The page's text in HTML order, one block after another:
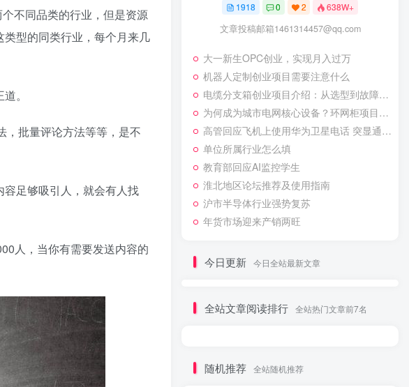
不同品类的行业，但是资源
型的同类行业，每个月来几
。
，批量评论方法等等，是不
足够吸引人，就会有人找
人，当你有需要发送内容的
1918 0 2 638W+
文章投稿邮箱1461314457@qq.com
大一新生OPC创业，实现月入过万
机器人定制创业项目需要注意什么
电缆分支箱创业项目介绍：从选型到故障排除的实用技巧
为何成为城市电网核心设备？环网柜项目特点解析
高管回应飞机上使用华为卫星电话 突显通信技术创新与应用前景
单位所属行业怎么填
教育部回应AI监控学生
淮北地区论坛推荐及使用指南
沪市半导体行业强势复苏
年货市场迎来产销两旺
今日更新 今日全站最新文章
全站文章阅读排行 全站热门文章前7名
随机推荐 全站随机推荐